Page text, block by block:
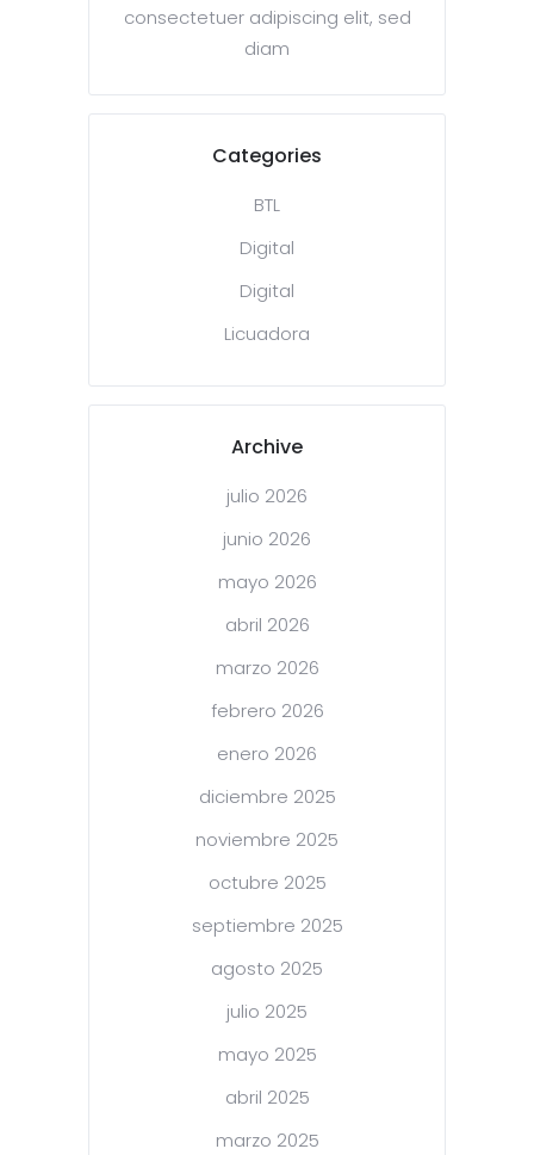
consectetuer adipiscing elit, sed
diam
Categories
BTL
Digital
Digital
Licuadora
Archive
julio 2026
junio 2026
mayo 2026
abril 2026
marzo 2026
febrero 2026
enero 2026
diciembre 2025
noviembre 2025
octubre 2025
septiembre 2025
agosto 2025
julio 2025
mayo 2025
abril 2025
marzo 2025